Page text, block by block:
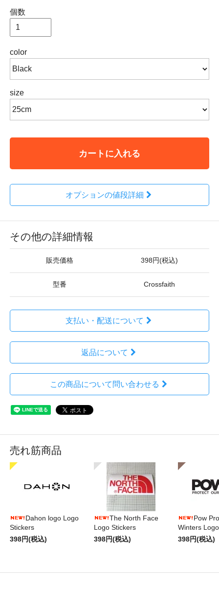
個数
color
size
カートに入れる
オプションの値段詳細
その他の詳細情報
販売価格 398円(税込)
型番 Crossfaith
支払い・配送について
返品について
この商品について問い合わせる
売れ筋商品
Dahon logo Logo
Stickers
398円(税込)
The North Face
Logo Stickers
398円(税込)
Pow
Winters
398円(税込)